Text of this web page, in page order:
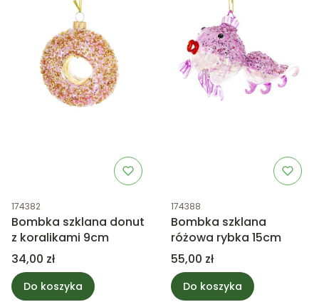
Kod produktu
174382
Bombka szklana donut
z koralikami 9cm
Cena
34,00 zł
Do koszyka
Kod produktu
174388
Bombka szklana
różowa rybka 15cm
Cena
55,00 zł
Do koszyka